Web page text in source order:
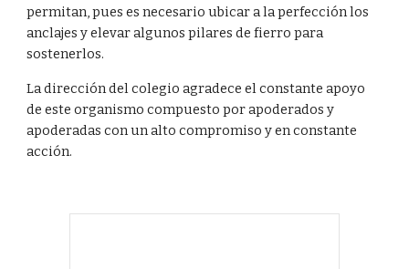
permitan, pues es necesario ubicar a la perfección los
anclajes y elevar algunos pilares de fierro para
sostenerlos.
La dirección del colegio agradece el constante apoyo
de este organismo compuesto por apoderados y
apoderadas con un alto compromiso y en constante
acción.